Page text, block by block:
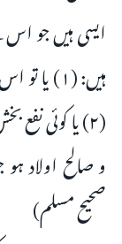
ایسی ہیں جو
ہیں: (۱)
و صالح اولاد
صحیح مسلم)